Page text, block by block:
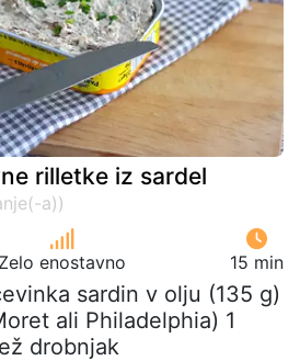
rilletke iz sardel
Zelo enostavno 15 min
sardin v olju (135 g)
ali Philadelphia) 1
drobnjak